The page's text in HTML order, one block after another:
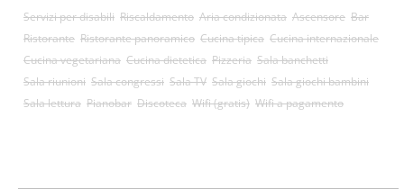
Servizi per disabili Riscaldamento Aria condizionata Ascensore Bar
Ristorante Ristorante panoramico Cucina tipica Cucina internazionale
Cucina vegetariana Cucina dietetica Pizzeria Sala banchetti
Sala riunioni Sala congressi Sala TV Sala giochi Sala giochi bambini
Sala lettura Pianobar Discoteca Wifi (gratis) Wifi a pagamento